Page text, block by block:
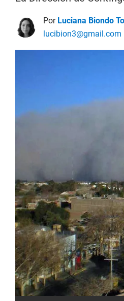
Por Luciana Biondo
lucibion3@gmail.com